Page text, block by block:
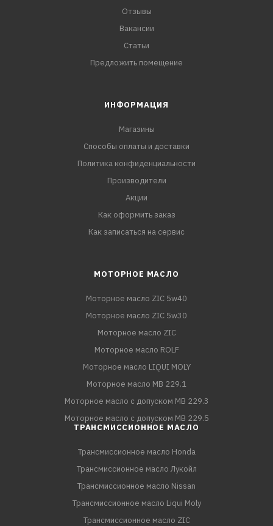
Отзывы
Вакансии
Статьи
Предложить помещение
ИНФОРМАЦИЯ
Магазины
Способы оплаты и доставки
Политика конфиденциальности
Производители
Акции
Как оформить заказ
Как записаться на сервис
МОТОРНОЕ МАСЛО
Моторное масло ZIC 5w40
Моторное масло ZIC 5w30
Моторное масло ZIC
Моторное масло ROLF
Моторное масло LIQUI MOLY
Моторное масло MB 229.1
Моторное масло с допуском MB 229.3
Моторное масло с допуском MB 229.5
ТРАНСМИССИОННОЕ МАСЛО
Трансмиссионное масло Honda
Трансмиссионное масло Лукойл
Трансмиссионное масло Nissan
Трансмиссионное масло Liqui Moly
Трансмиссионное масло ZIC